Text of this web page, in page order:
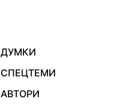
ДУМКИ
СПЕЦТЕМИ
АВТОРИ